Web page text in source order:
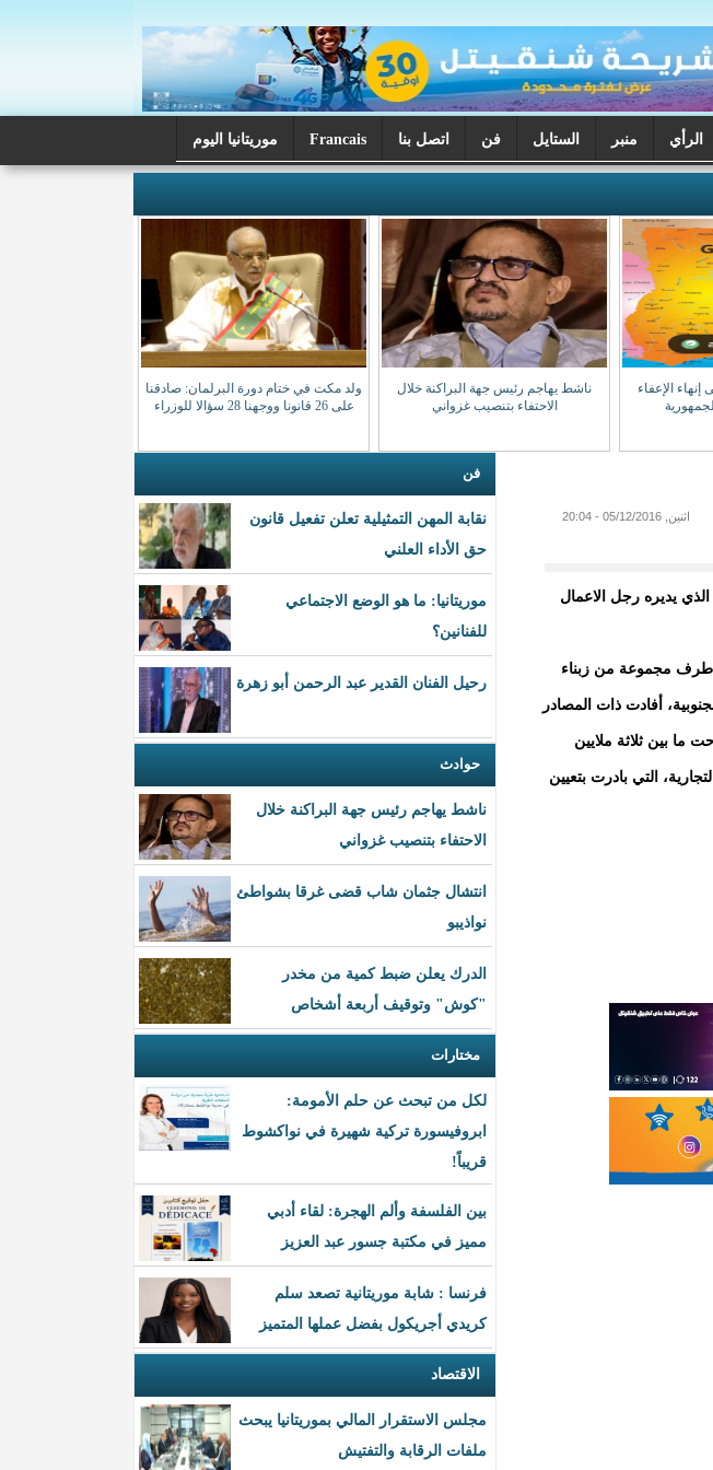
الرأي منبر الستايل فن اتصل بنا Francais موريتانيا اليوم
الإعفاء
ناشط يهاجم رئيس جهة البراكنة خلال
الاحتفاء بتنصيب غزواني
ولد مكت في ختام دورة البرلمان: صادقنا
على 26 قانونا ووجهنا 28 سؤالا للوزراء
فن
نقابة المهن التمثيلية تعلن تفعيل قانون
حق الأداء العلني
موريتانيا: ما هو الوضع الاجتماعي
للفنانين؟
رحيل الفنان القدير عبد الرحمن أبو زهرة
حوادث
ناشط يهاجم رئيس جهة البراكنة خلال
الاحتفاء بتنصيب غزواني
انتشال جثمان شاب قضى غرقا بشواطئ
نواذيبو
الدرك يعلن ضبط كمية من مخدر
"كوش" وتوقيف أربعة أشخاص
مختارات
لكل من تبحث عن حلم الأمومة:
ابروفيسورة تركية شهيرة في نواكشوط
قريباً!
بين الفلسفة وألم الهجرة: لقاء أدبي
مميز في مكتبة جسور عبد العزيز
فرنسا : شابة موريتانية تصعد سلم
كريدي أجريكول بفضل عملها المتميز
الاقتصاد
مجلس الاستقرار المالي بموريتانيا يبحث
ملفات الرقابة والتفتيش
اثنين, 05/12/2016 - 20:04
يديره رجل الاعمال
طرف مجموعة من زبناء
أفادت ذات المصادر
ما بين ثلاثة ملايين
التي بادرت بتعيين